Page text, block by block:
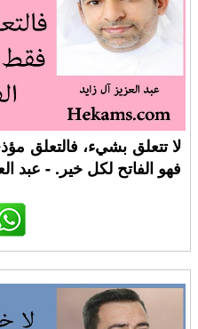
لا تتعلق بشيء، فالتعلق
فهو الفاتح لكل خير. - عبد